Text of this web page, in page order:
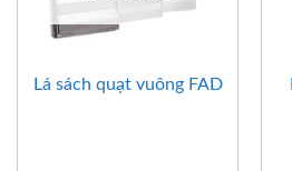
Lá sách quạt vuông FAD